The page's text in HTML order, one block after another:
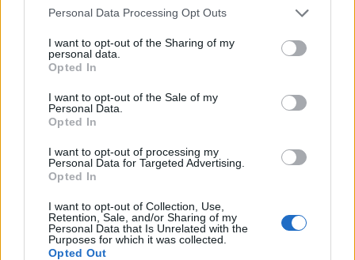
Please note that this website/app uses one or more Google
not limited to your visit or usage behaviour. You may click to
grant or deny consent to Google and its third-party tags to
use your data for below specified purposes in below Google
consent section.
Personal Data Processing Opt Outs
I want to opt-out of the Sharing of my
personal data.
Opted In
I want to opt-out of the Sale of my
Personal Data.
Opted In
I want to opt-out of processing my
Personal Data for Targeted Advertising.
Opted In
I want to opt-out of Collection, Use,
Retention, Sale, and/or Sharing of my
Personal Data that Is Unrelated with the
Purposes for which it was collected.
Opted Out
Tetszik